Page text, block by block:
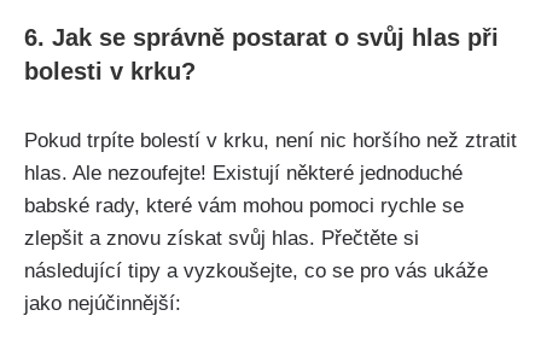
6. Jak​ se správně‌ postarat o svůj hlas při
bolesti​ v krku?
Pokud trpíte ⁣bolestí v ‍krku, ⁤není nic horšího než ztratit
hlas. Ale nezoufejte! Existují některé jednoduché⁣
babské rady, které vám mohou pomoci⁢ rychle se
zlepšit a⁢ znovu získat svůj ⁤hlas. Přečtěte⁤ si
následující tipy a vyzkoušejte, co⁤ se pro ‍vás ukáže
jako nejúčinnější: